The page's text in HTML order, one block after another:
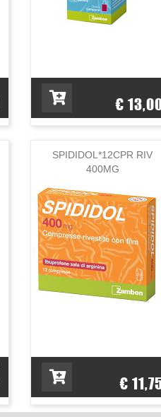
€
SPIDIDOL*12CPR RIV
400MG
€